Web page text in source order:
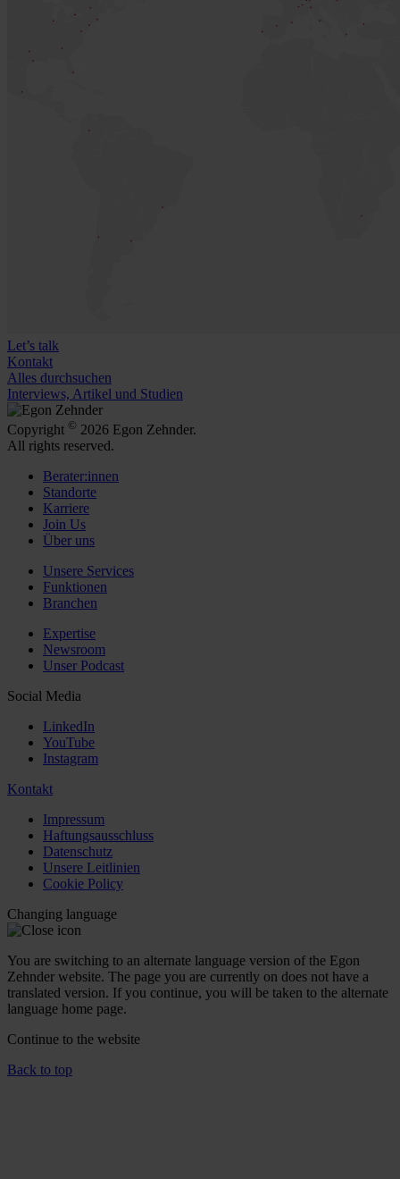
Let’s talk
Kontakt
Alles durchsuchen
Interviews, Artikel und Studien
Copyright © 2026 Egon Zehnder.
All rights reserved.
Berater:innen
Standorte
Karriere
Join Us
Über uns
Unsere Services
Funktionen
Branchen
Expertise
Newsroom
Unser Podcast
Social Media
LinkedIn
YouTube
Instagram
Kontakt
Impressum
Haftungsausschluss
Datenschutz
Unsere Leitlinien
Cookie Policy
Changing language
You are switching to an alternate language version of the Egon
Zehnder website. The page you are currently on does not have a
translated version. If you continue, you will be taken to the alternate
language home page.
Continue to the website
Back to top